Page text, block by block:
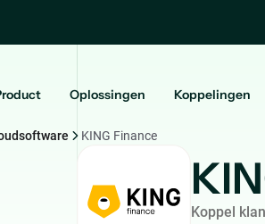
Oplossingen Koppelingen
KING Finance
Koppel